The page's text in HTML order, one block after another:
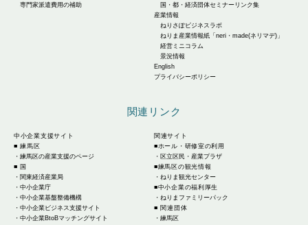
専門家派遣費用の補助
国・都・経済団体セミナーリンク集
産業情報
ねりさぽビジネスラボ
ねりま産業情報紙「neri・made(ネリマデ)」
経営ミニコラム
景況情報
English
プライバシーポリシー
関連リンク
中小企業支援サイト
■ 練馬区
・ 練馬区の産業支援のページ
■ 国
・ 関東経済産業局
・ 中小企業庁
・ 中小企業基盤整備機構
・ 中小企業ビジネス支援サイト
・ 中小企業BtoBマッチングサイト
関連サイト
■ホール・研修室の利用
・ 区立区民・産業プラザ
■練馬区の観光情報
・ ねりま観光センター
■中小企業の福利厚生
・ ねりまファミリーパック
■ 関連団体
・ 練馬区